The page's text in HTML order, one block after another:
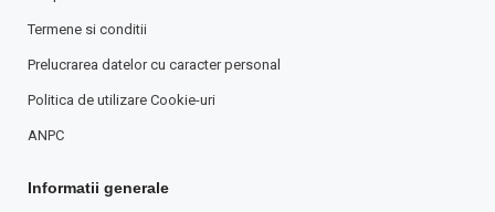
Termene si conditii
Prelucrarea datelor cu caracter personal
Politica de utilizare Cookie-uri
ANPC
Informatii generale